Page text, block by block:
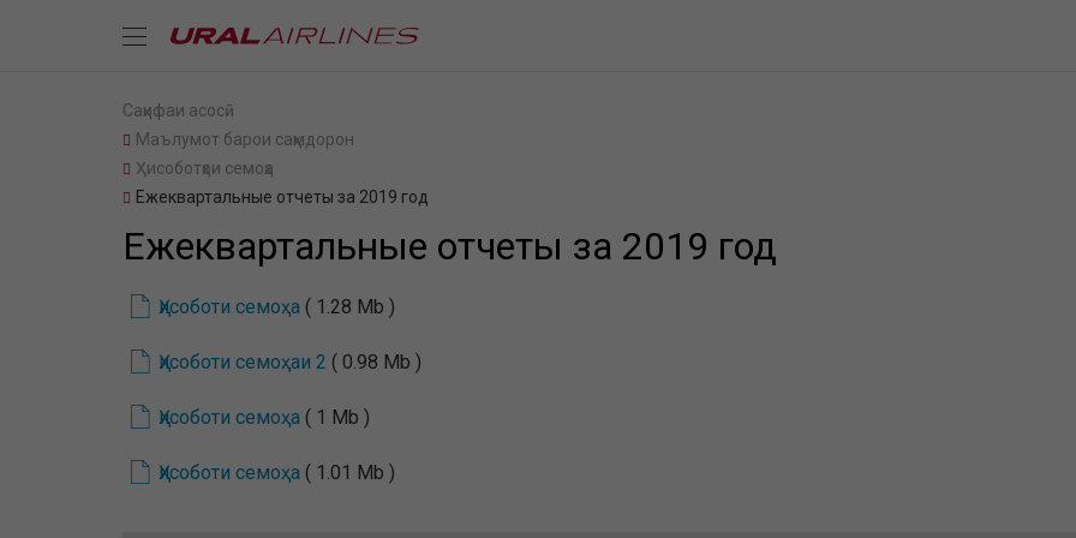
Саҳифаи асосӣ
Маълумот барои саҳмдорон
Ҳисоботҳои семоҳа
Ежеквартальные отчеты за 2019 год
Ежеквартальные отчеты за 2019 год
Ҳисоботи семоҳа ( 1.28 Mb )
Ҳисоботи семоҳаи 2 ( 0.98 Mb )
Ҳисоботи семоҳа ( 1 Mb )
Ҳисоботи семоҳа ( 1.01 Mb )